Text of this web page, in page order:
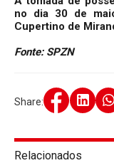
Relacionados
no dia 30 de
Cupertino de
Fonte: SPZN
Share: